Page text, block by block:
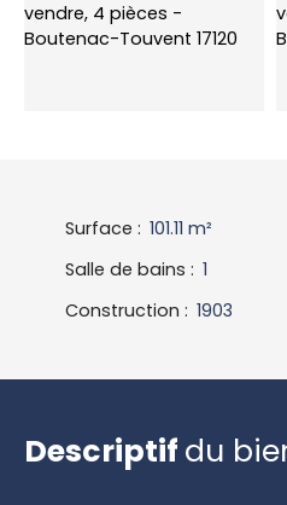
Surface : 101.11 m²
Salle de bains : 1
Construction : 1903
Descriptif du